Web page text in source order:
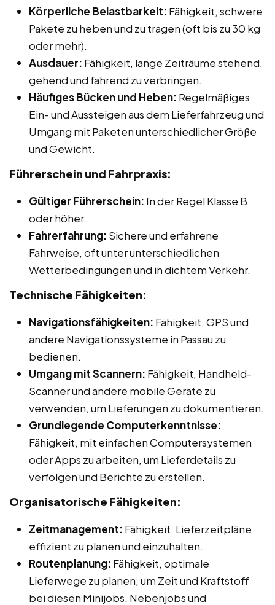
Körperliche Belastbarkeit: Fähigkeit, schwere
Pakete zu heben und zu tragen (oft bis zu 30 kg
oder mehr).
Ausdauer: Fähigkeit, lange Zeiträume stehend,
gehend und fahrend zu verbringen.
Häufiges Bücken und Heben: Regelmäßiges
Ein- und Aussteigen aus dem Lieferfahrzeug und
Umgang mit Paketen unterschiedlicher Größe
und Gewicht.
Führerschein und Fahrpraxis:
Gültiger Führerschein: In der Regel Klasse B
oder höher.
Fahrerfahrung: Sichere und erfahrene
Fahrweise, oft unter unterschiedlichen
Wetterbedingungen und in dichtem Verkehr.
Technische Fähigkeiten:
Navigationsfähigkeiten: Fähigkeit, GPS und
andere Navigationssysteme in Passau zu
bedienen.
Umgang mit Scannern: Fähigkeit, Handheld-
Scanner und andere mobile Geräte zu
verwenden, um Lieferungen zu dokumentieren.
Grundlegende Computerkenntnisse:
Fähigkeit, mit einfachen Computersystemen
oder Apps zu arbeiten, um Lieferdetails zu
verfolgen und Berichte zu erstellen.
Organisatorische Fähigkeiten:
Zeitmanagement: Fähigkeit, Lieferzeitpläne
effizient zu planen und einzuhalten.
Routenplanung: Fähigkeit, optimale
Lieferwege zu planen, um Zeit und Kraftstoff
bei diesen Minijobs, Nebenjobs und